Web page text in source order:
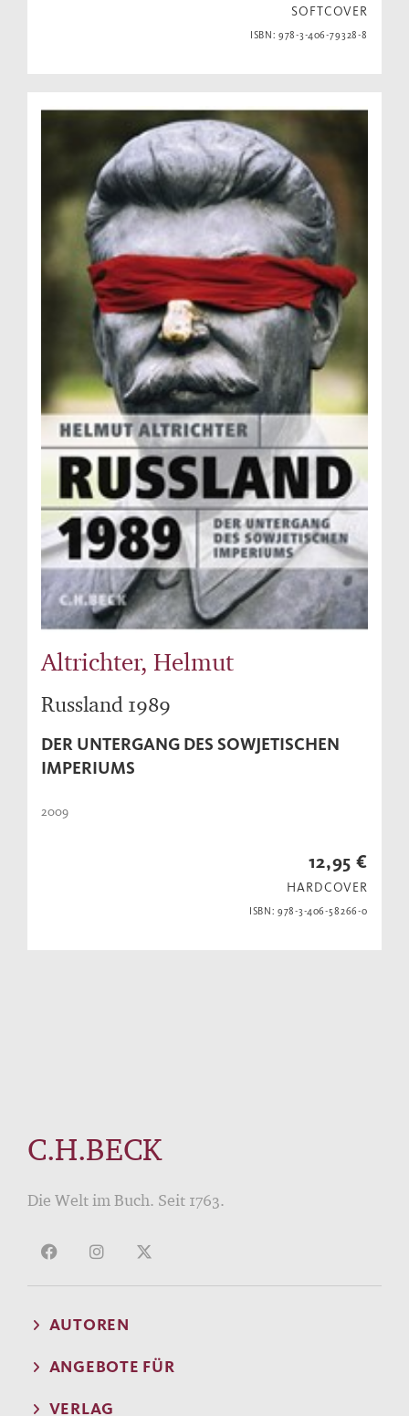
SOFTCOVER
ISBN: 978-3-406-79328-8
Altrichter, Helmut
Russland 1989
DER UNTERGANG DES SOWJETISCHEN
IMPERIUMS
2009
12,95 €
HARDCOVER
ISBN: 978-3-406-58266-0
C.H.BECK
Die Welt im Buch. Seit 1763.
AUTOREN
ANGEBOTE FÜR
VERLAG